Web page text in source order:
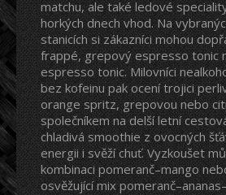
matchu, ale také ledové
horkých dnech vhod. Na
stanicích si zákazníci mohou
frappé, grepový espresso tonic
espresso tonic. Milovníci
bez kofeinu pak ocení trojici
orange spritz, grepovou nebo
společníkem na delší letní
chladivá smoothie z ovocných
energii i svěží chuť. Vyzkoušet
kombinaci pomeranč–mango
osvěžující mix